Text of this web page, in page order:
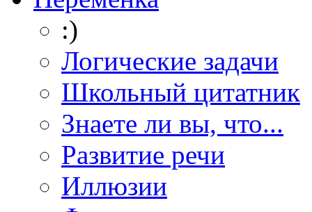
:)
Логические задачи
Школьный цитатник
Знаете ли вы, что...
Развитие речи
Иллюзии